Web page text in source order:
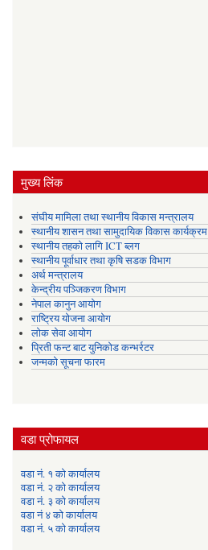
मुख्य लिंक
संघीय मामिला तथा स्थानीय विकास मन्त्रालय
स्थानीय शासन तथा सामुदायिक विकास कार्यक्रम
स्थानीय तहको लागि ICT ब्लग
स्थानीय पूर्वाधार तथा कृषि सडक विभाग
अर्थ मन्त्रालय
केन्द्रीय पञ्जिकरण विभाग
नेपाल कानुन आयोग
राष्ट्रिय योजना आयोग
लोक सेवा आयोग
प्रिती फन्ट बाट युनिकोड कन्भर्रटर
जन्मको सूचना फारम
वडा प्रोफायल
वडा नं. १ को कार्यालय
वडा नं. २ को कार्यालय
वडा नं. ३ को कार्यालय
वडा नं ४ को कार्यालय
वडा नं. ५ को कार्यालय